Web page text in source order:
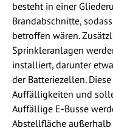
besteht in einer
Brandabschnitte,
betroffen wären.
Sprinkleranlagen
installiert, darunter
der Batteriezellen.
Auffälligkeiten und
Auffällige E-Busse
Abstellfläche außerhalb